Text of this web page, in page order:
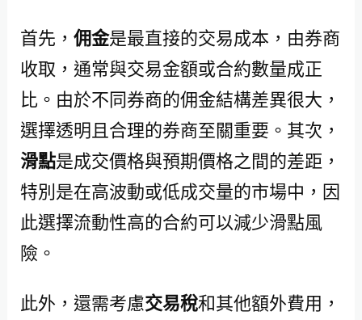
首先， 佣金是最直接的交易成本，由券商
收取，通常與交易金額或合約數量成正
比。由於不同券商的佣金結構差異很大，
選擇透明且合理的券商至關重要。其次，
滑點是成交價格與預期價格之間的差距，
特別是在高波動或低成交量的市場中，因
此選擇流動性高的合約可以減少滑點風
險。
此外，還需考慮交易稅和其他額外費用，